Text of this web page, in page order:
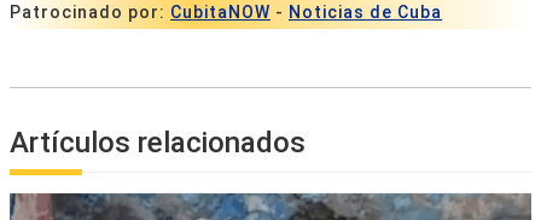
Patrocinado por: CubitaNOW - Noticias de Cuba
Artículos relacionados